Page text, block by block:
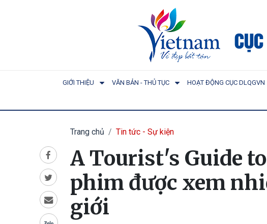
GIỚI THIỆU VĂN BẢN - THỦ TỤC HOẠT ĐỘNG CỤC DLQGVN
Trang chủ Tin tức - Sự kiện
A Tourist's Guide
phim được xem
giới